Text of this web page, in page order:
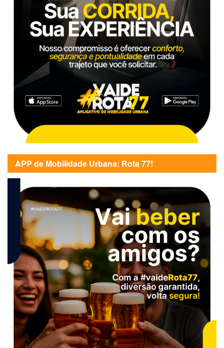
APP de Mobilidade Urbana: Rota 77!